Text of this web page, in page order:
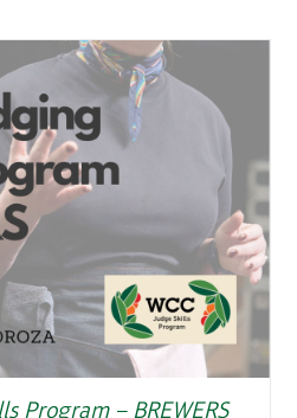
Program – BREWERS